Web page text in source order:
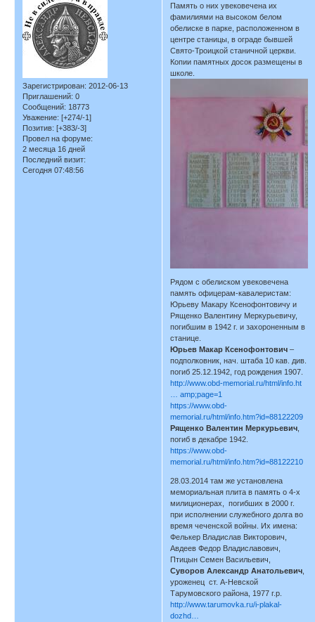
Зарегистрирован: 2012-06-13
Приглашений: 0
Сообщений: 18773
Уважение: [+274/-1]
Позитив: [+383/-3]
Провел на форуме:
2 месяца 16 дней
Последний визит:
Сегодня 07:48:56
Память о них увековечена их
фамилиями на высоком белом
обелиске в парке, расположенном в
центре станицы, в ограде бывшей
Свято-Троицкой станичной церкви.
Копии памятных досок размещены в
школе.
Рядом с обелиском увековечена
память офицерам-кавалеристам:
Юрьеву Макару Ксенофонтовичу и
Рященко Валентину Меркурьевичу,
погибшим в 1942 г. и захороненным в
станице.
Юрьев Макар Ксенофонтович –
подполковник, нач. штаба 10 кав. див.
погиб 25.12.1942, год рождения 1907.
http://www.obd-memorial.ru/html/info.ht
… amp;page=1
https://www.obd-
memorial.ru/html/info.htm?id=88122209
Рященко Валентин Меркурьевич
погиб в декабре 1942.
https://www.obd-
memorial.ru/html/info.htm?id=88122210
28.03.2014 там же установлена
мемориальная плита в память о 4-х
милиционерах, погибших в 2000 г.
при исполнении служебного долга во
время чеченской войны. Их имена:
Фелькер Владислав Викторович,
Авдеев Федор Владиславович,
Птицын Семен Васильевич,
Суворов Александр Анатольевич
уроженец ст. А-Невской
Тарумовского района, 1977 г.р.
http://www.tarumovka.ru/i-plakal-
dozhd…